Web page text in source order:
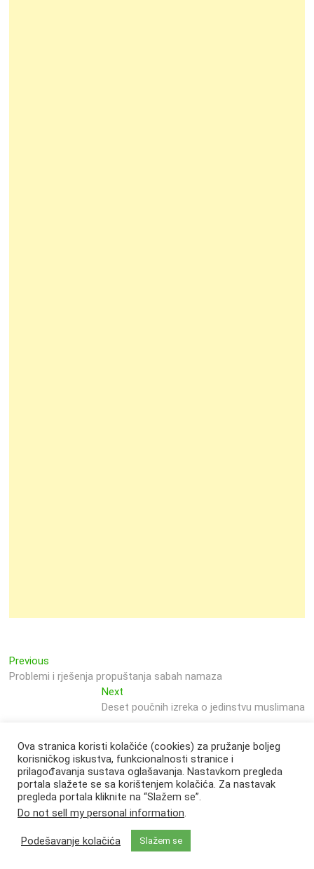
Navigacija
objava
Previous
post:
Problemi i rješenja propuštanja sabah namaza
NextNext
post:
Deset poučnih izreka o jedinstvu muslimana
Svjetlo Islama| Designed by: Theme Freesia
Ova stranica koristi kolačiće (cookies) za pružanje boljeg
korisničkog iskustva, funkcionalnosti stranice i
prilagođavanja sustava oglašavanja. Nastavkom pregleda
portala slažete se sa korištenjem kolačića. Za nastavak
pregleda portala kliknite na “Slažem se”.
Do not sell my personal information.
Podešavanje kolačića Slažem se